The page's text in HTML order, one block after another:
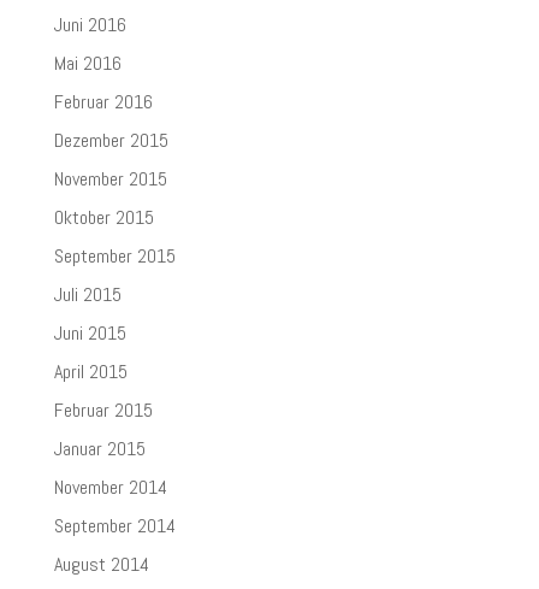
Juni 2016
Mai 2016
Februar 2016
Dezember 2015
November 2015
Oktober 2015
September 2015
Juli 2015
Juni 2015
April 2015
Februar 2015
Januar 2015
November 2014
September 2014
August 2014